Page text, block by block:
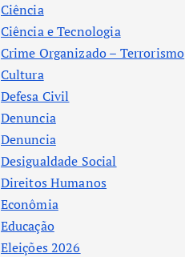
Ciência
Ciência e Tecnologia
Crime Organizado – Terrorismo
Cultura
Defesa Civil
Denuncia
Denuncia
Desigualdade Social
Direitos Humanos
Econômia
Educação
Eleições 2026